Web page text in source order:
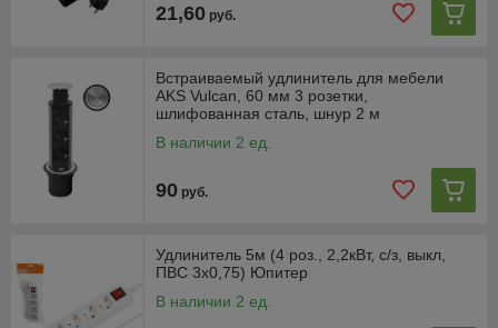
21,60 руб.
Встраиваемый удлинитель для мебели
AKS Vulcan, 60 мм 3 розетки,
шлифованная сталь, шнур 2 м
В наличии 2 ед.
90 руб.
Удлинитель 5м (4 роз., 2,2кВт, с/з, выкл,
ПВС 3х0,75) Юпитер
В наличии 2 ед.